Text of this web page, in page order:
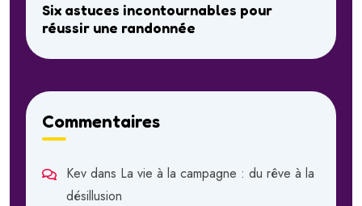
Six astuces incontournables pour
réussir une randonnée
Commentaires
Kev dans La vie à la campagne : du rêve à la
désillusion